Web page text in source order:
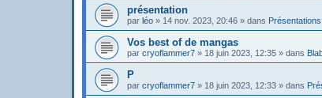
présentation
par léo » 14 nov. 2023, 20:46 » dans Présentations
Vos best of de mangas
par cryoflammer7 » 18 juin 2023, 12:35 » dans
P
par cryoflammer7 » 18 juin 2023, 12:33 » dans